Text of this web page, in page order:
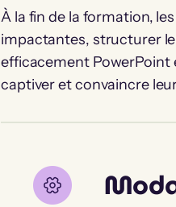
À la fin de la formation,
impactantes, structurer
efficacement PowerPoint
captiver et convaincre